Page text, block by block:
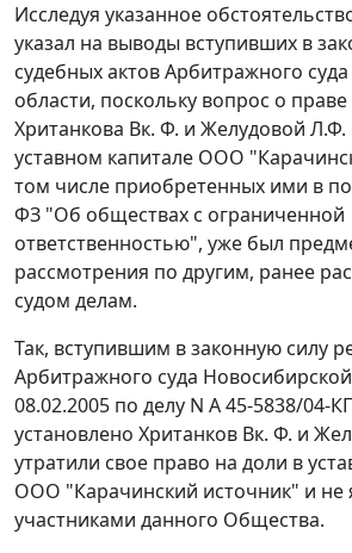
Исследуя указанное
указал на выводы вступивших в
судебных актов Арбитражного
области, поскольку вопрос о
Хританкова Вк. Ф. и Желудовой Л.Ф.
уставном капитале ООО
том числе приобретенных ими в
ФЗ "Об обществах с ограниченной
ответственностью", уже был
рассмотрения по другим, ранее
судом делам.
Так, вступившим в законную силу
Арбитражного суда
08.02.2005 по делу N А 45-5838/04-
установлено Хританков Вк. Ф. и
утратили свое право на доли в
ООО "Карачинский источник" и не
участниками данного Общества.